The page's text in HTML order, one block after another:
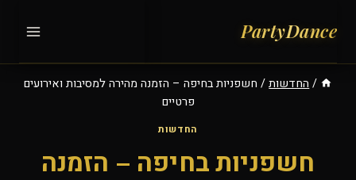
/ החדשות / חשפניות בחיפה – הזמנה מהירה למסיבות ואירועים
פרטיים
החדשות
חשפניות בחיפה – הזמנה